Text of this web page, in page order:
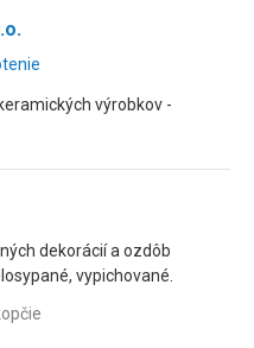
výrobkov -
dekorácií a ozdôb
vypichované.